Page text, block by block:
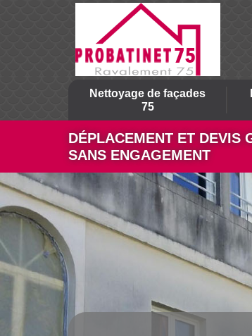
Nettoyage de façades
75
DÉPLACEMENT ET DEVIS
SANS ENGAGEMENT